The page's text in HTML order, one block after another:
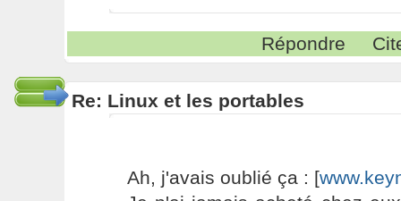
Répondre
Re: Linux et les portables
Ah, j'avais oublié ça : [